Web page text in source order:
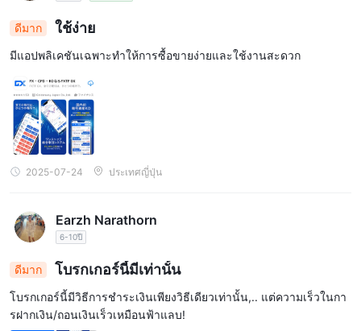
ดีมาก ใช้ง่าย
มีแอปพลิเคชันเฉพาะทำให้การซื้อขายง่ายและใช้งานสะดวก
2025-07-24 ประเทศญี่ปุ่น
Earzh Narathorn
6-10ปี
ดีมาก โบรกเกอร์นี้มีเท่านั้น
โบรกเกอร์นี้มีวิธีการชำระเงินเพียงวิธีเดียวเท่านั้น,.. แต่ความเร็วในกา
รฝากเงิน/ถอนเงินเร็วเหมือนฟ้าแลบ!